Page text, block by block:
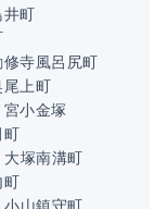
井町
修寺風呂尻町
尾上町
宮小金塚
町
大塚南溝町
町
小山鎮守町